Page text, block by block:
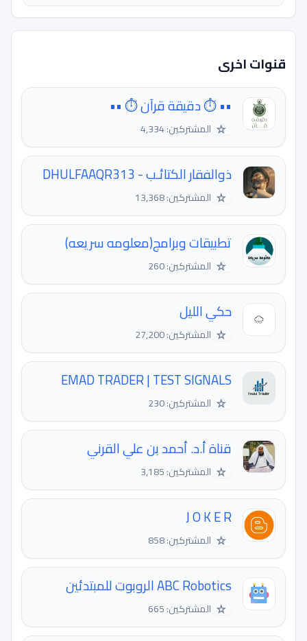
قنوات اخرى
•• ⏱ دقيقة قرآن ⏱ ••
☆ المشتركين: 4,334
ذوالفقار الكتائـب - DHULFAAQR313
☆ المشتركين: 13,368
تطبيقات وبرامج(معلومه سريعه)
☆ المشتركين: 260
حكي الليل
☆ المشتركين: 27,200
EMAD TRADER | TEST SIGNALS
☆ المشتركين: 230
قناة أ.د. أحمد بن علي القرني
☆ المشتركين: 3,185
J O K E R
☆ المشتركين: 858
ABC Robotics الروبوت للمبتدئين
☆ المشتركين: 665